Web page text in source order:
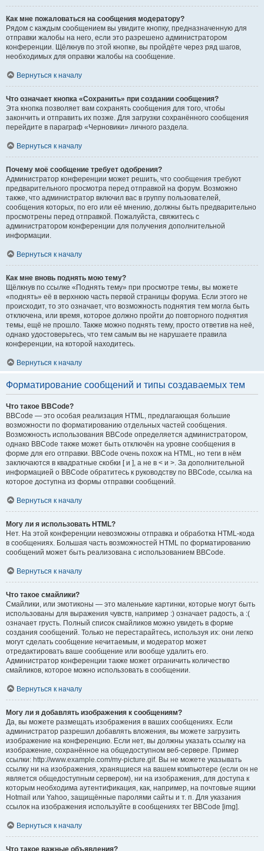
Как мне пожаловаться на сообщения модератору?
Рядом с каждым сообщением вы увидите кнопку, предназначенную для
отправки жалобы на него, если это разрешено администратором
конференции. Щёлкнув по этой кнопке, вы пройдёте через ряд шагов,
необходимых для оправки жалобы на сообщение.
Вернуться к началу
Что означает кнопка «Сохранить» при создании сообщения?
Эта кнопка позволяет вам сохранять сообщения для того, чтобы
закончить и отправить их позже. Для загрузки сохранённого сообщения
перейдите в параграф «Черновики» личного раздела.
Вернуться к началу
Почему моё сообщение требует одобрения?
Администратор конференции может решить, что сообщения требуют
предварительного просмотра перед отправкой на форум. Возможно
также, что администратор включил вас в группу пользователей,
сообщения которых, по его или её мнению, должны быть предварительно
просмотрены перед отправкой. Пожалуйста, свяжитесь с
администратором конференции для получения дополнительной
информации.
Вернуться к началу
Как мне вновь поднять мою тему?
Щёлкнув по ссылке «Поднять тему» при просмотре темы, вы можете
«поднять» её в верхнюю часть первой страницы форума. Если этого не
происходит, то это означает, что возможность поднятия тем могла быть
отключена, или время, которое должно пройти до повторного поднятия
темы, ещё не прошло. Также можно поднять тему, просто ответив на неё,
однако удостоверьтесь, что тем самым вы не нарушаете правила
конференции, на которой находитесь.
Вернуться к началу
Форматирование сообщений и типы создаваемых тем
Что такое BBCode?
BBCode — это особая реализация HTML, предлагающая большие
возможности по форматированию отдельных частей сообщения.
Возможность использования BBCode определяется администратором,
однако BBCode также может быть отключён на уровне сообщения в
форме для его отправки. BBCode очень похож на HTML, но теги в нём
заключаются в квадратные скобки [ и ], а не в < и >. За дополнительной
информацией о BBCode обратитесь к руководству по BBCode, ссылка на
которое доступна из формы отправки сообщений.
Вернуться к началу
Могу ли я использовать HTML?
Нет. На этой конференции невозможны отправка и обработка HTML-кода
в сообщениях. Большая часть возможностей HTML по форматированию
сообщений может быть реализована с использованием BBCode.
Вернуться к началу
Что такое смайлики?
Смайлики, или эмотиконы — это маленькие картинки, которые могут быть
использованы для выражения чувств, например :) означает радость, а :(
означает грусть. Полный список смайликов можно увидеть в форме
создания сообщений. Только не перестарайтесь, используя их: они легко
могут сделать сообщение нечитаемым, и модератор может
отредактировать ваше сообщение или вообще удалить его.
Администратор конференции также может ограничить количество
смайликов, которое можно использовать в сообщении.
Вернуться к началу
Могу ли я добавлять изображения к сообщениям?
Да, вы можете размещать изображения в ваших сообщениях. Если
администратор разрешил добавлять вложения, вы можете загрузить
изображение на конференцию. Если нет, вы должны указать ссылку на
изображение, сохранённое на общедоступном веб-сервере. Пример
ссылки: http://www.example.com/my-picture.gif. Вы не можете указывать
ссылку ни на изображения, хранящиеся на вашем компьютере (если он не
является общедоступным сервером), ни на изображения, для доступа к
которым необходима аутентификация, как, например, на почтовые ящики
Hotmail или Yahoo, защищённые паролями сайты и т. п. Для указания
ссылок на изображения используйте в сообщениях тег BBCode [img].
Вернуться к началу
Что такое важные объявления?